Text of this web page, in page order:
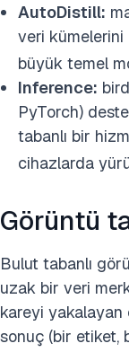
AutoDistill:
veri
büyük temel
Inference:
PyTorch)
tabanlı bir
cihazlarda
Görüntü
Bulut tabanlı
uzak bir veri
kareyi yakalayan
sonuç (bir etiket,